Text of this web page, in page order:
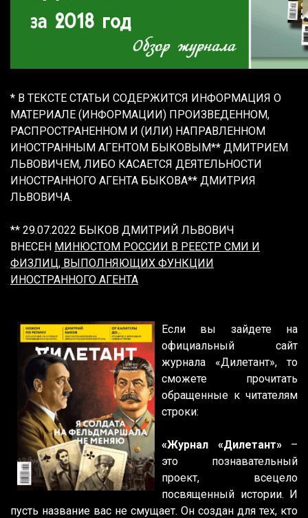
* В ТЕКСТЕ СТАТЬИ СОДЕРЖИТСЯ ИНФОРМАЦИЯ О
МАТЕРИАЛЕ (ИНФОРМАЦИИ) ПРОИЗВЕДЕННОМ,
РАСПРОСТРАНЕННОМ И (ИЛИ) НАПРАВЛЕННОМ
ИНОСТРАННЫМ АГЕНТОМ БЫКОВЫМ** ДМИТРИЕМ
ЛЬВОВИЧЕМ, ЛИБО КАСАЕТСЯ ДЕЯТЕЛЬНОСТИ
ИНОСТРАННОГО АГЕНТА БЫКОВА** ДМИТРИЯ
ЛЬВОВИЧА.
** 29.07.2022 БЫКОВ ДМИТРИЙ ЛЬВОВИЧ
ВНЕСЕН МИНЮСТОМ РОССИИ В РЕЕСТР СМИ И
ФИЗЛИЦ, ВЫПОЛНЯЮЩИХ ФУНКЦИИ
ИНОСТРАННОГО АГЕНТА
Если вы зайдете на
официальный сайт
журнала «Дилетант», то
сможете прочитать
обращенные к читателям
строки:
«Журнал «Дилетант»–
это познавательный
проект, всецело
посвященный истории. И
пусть название вас не смущает. Он создан для тех, кто